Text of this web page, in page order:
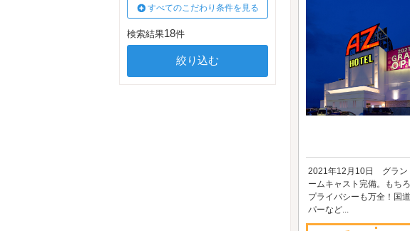
2021年12月10日 グラン
ームキャスト完備。もち
プライバシーも万全！国
パーなど...
すべてのこだわり条件を見る
検索結果18件